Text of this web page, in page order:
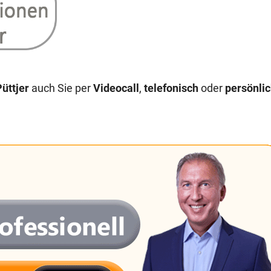
auch Sie per Videocall , telefonisch oder